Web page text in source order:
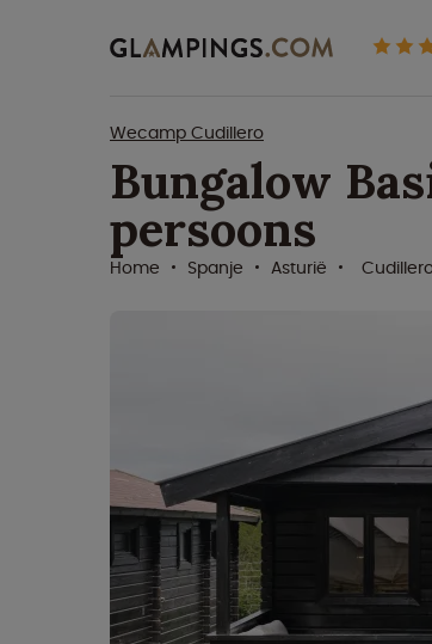
Wecamp Cudillero
Bungalow
persoons
Home Spanje Asturië